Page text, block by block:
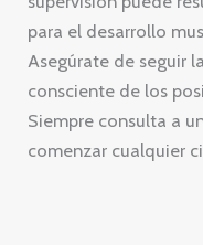
para el desarrollo
Asegúrate de seguir
consciente de los
Siempre consulta a
comenzar cualquier